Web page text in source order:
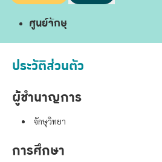
ศูนย์จักษุ
ประวัติส่วนตัว
ผู้ชำนาญการ
จักษุวิทยา
การศึกษา